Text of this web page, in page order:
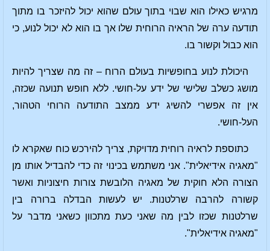
מרגיש כאילו הוא שבוי בתוך עולם שהוא יכול להיזכר בו מתוך
תודעה ערה של הראיה הרוחית שלו אך בו הוא לא יכול לנוע, כי
הוא כבול וקשור בו.
היכולת לנוע בחופשיות בעולם הרוח – זה מה שצריך להיות
מושג כשלב שלישי של ידע על-חושי. ללא חופש תנועה שכזה,
אין זה אפשרי להשיג ידע ממצב התודעה הרוחי הטהור,
העל-חושי.
כתוספת לראיה רוחית מדויקת, צריך להירכש כוח שאקרא לו
"מאגיה אידיאלית". אני משתמש בכינוי זה כדי להבדיל אותו מן
הצורה הלא חוקית של מאגיה הלובשת צורות חיצוניות ואשר
קשורה להרבה שרלטנות. יש לעשות הבדלה ברורה בין
שרלטנות שכזו לבין מה שאני כעת מתכוון כשאני מדבר על
"מאגיה אידיאלית".